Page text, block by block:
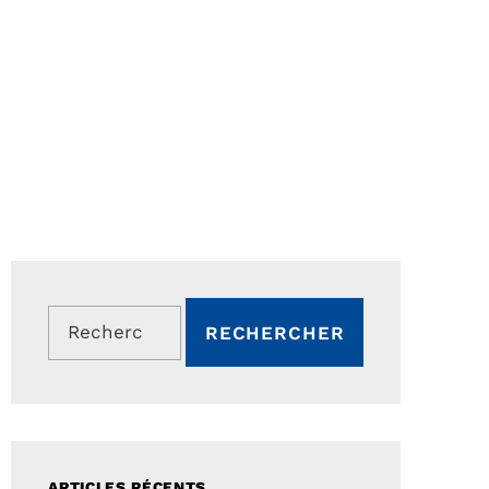
Rechercher :